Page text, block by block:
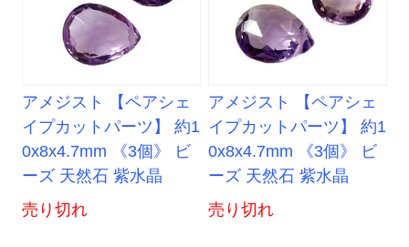
アメジスト 【ペアシェ
イプカットパーツ】 約1
0x8x4.7mm 《3個》 ビ
ーズ 天然石 紫水晶
売り切れ
アメジスト 【ペアシェ
イプカットパーツ】 約1
0x8x4.7mm 《3個》 ビ
ーズ 天然石 紫水晶
売り切れ